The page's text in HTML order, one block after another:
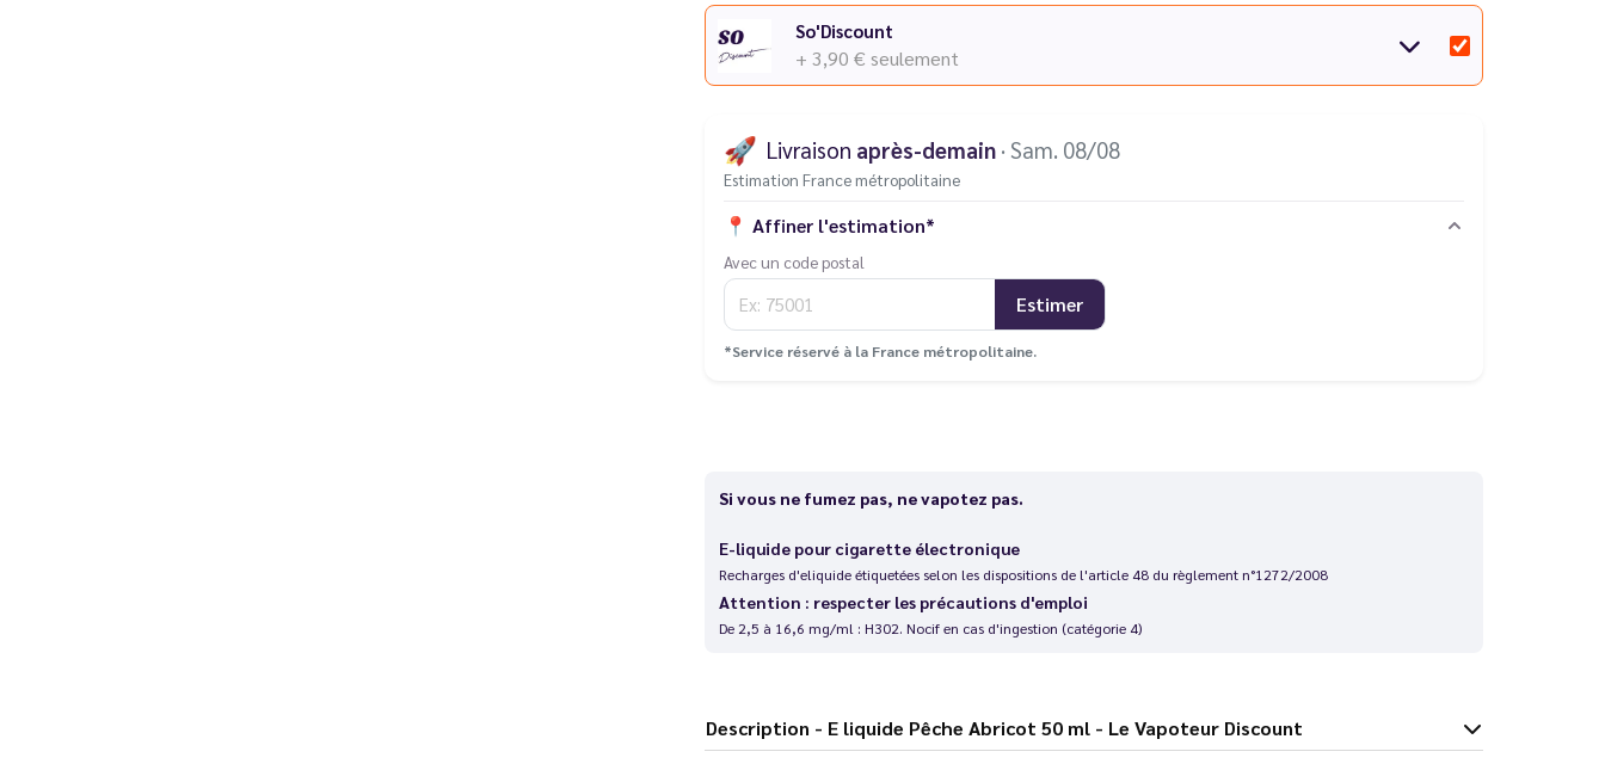
So'Discount
+ 3,90 € seulement
🚀 Livraison après-demain · Sam. 08/08
Estimation France métropolitaine
📍 Affiner l'estimation*
Avec un code postal
Estimer
*Service réservé à la France métropolitaine.
Si vous ne fumez pas, ne vapotez pas.
E-liquide pour cigarette électronique
Recharges d'eliquide étiquetées selon les dispositions de l'article 48 du règlement n°1272/2008
Attention : respecter les précautions d'emploi
De 2,5 à 16,6 mg/ml : H302. Nocif en cas d'ingestion (catégorie 4)
Description - E liquide Pêche Abricot 50 ml - Le Vapoteur Discount